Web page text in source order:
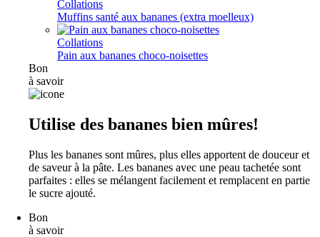
Collations
Muffins santé aux bananes (extra moelleux)
Collations
Pain aux bananes choco-noisettes
Bon
à savoir
Utilise des bananes bien mûres!
Plus les bananes sont mûres, plus elles apportent de douceur et
de saveur à la pâte. Les bananes avec une peau tachetée sont
parfaites : elles se mélangent facilement et remplacent en partie
le sucre ajouté.
Bon
à savoir